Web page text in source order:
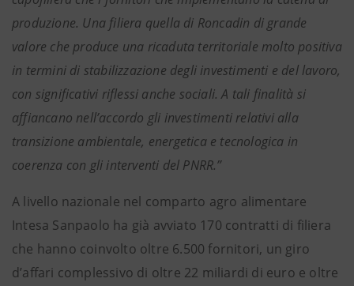
produzione. Una filiera quella di Roncadin di grande
valore che produce una ricaduta territoriale molto positiva
in termini di stabilizzazione degli investimenti e del lavoro,
con significativi riflessi anche sociali. A tali finalità si
affiancano nell’accordo gli investimenti relativi alla
transizione ambientale, energetica e tecnologica in
coerenza con gli interventi del PNRR.”
A livello nazionale nel comparto agro alimentare
Intesa Sanpaolo ha già avviato 170 contratti di filiera
che hanno coinvolto oltre 6.500 fornitori, un giro
d’affari complessivo di oltre 22 miliardi di euro e oltre